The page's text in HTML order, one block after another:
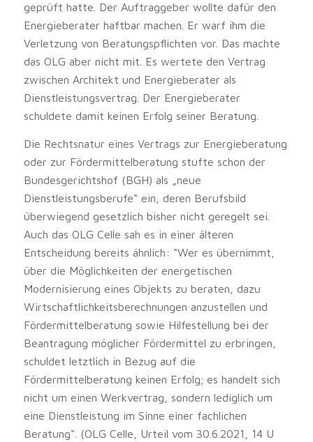
geprüft hatte. Der Auftraggeber wollte dafür den
Energieberater haftbar machen. Er warf ihm die
Verletzung von Beratungspflichten vor. Das machte
das OLG aber nicht mit. Es wertete den Vertrag
zwischen Architekt und Energieberater als
Dienstleistungsvertrag. Der Energieberater
schuldete damit keinen Erfolg seiner Beratung.
Die Rechtsnatur eines Vertrags zur Energieberatung
oder zur Fördermittelberatung stufte schon der
Bundesgerichtshof (BGH) als „neue
Dienstleistungsberufe“ ein, deren Berufsbild
überwiegend gesetzlich bisher nicht geregelt sei.
Auch das OLG Celle sah es in einer älteren
Entscheidung bereits ähnlich: “Wer es übernimmt,
über die Möglichkeiten der energetischen
Modernisierung eines Objekts zu beraten, dazu
Wirtschaftlichkeitsberechnungen anzustellen und
Fördermittelberatung sowie Hilfestellung bei der
Beantragung möglicher Fördermittel zu erbringen,
schuldet letztlich in Bezug auf die
Fördermittelberatung keinen Erfolg; es handelt sich
nicht um einen Werkvertrag, sondern lediglich um
eine Dienstleistung im Sinne einer fachlichen
Beratung“. (OLG Celle, Urteil vom 30.6.2021, 14 U